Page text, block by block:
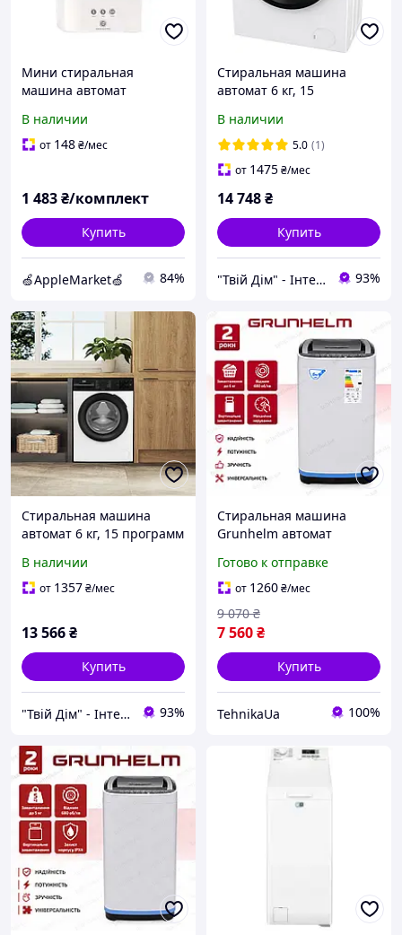
Мини стиральная
машина автомат
машина с вертикальной
загрузкой Folding
В наличии
от 148₴/мес
1 483₴/комплект
Купить
🍏AppleMarket🍏 84%
Стиральная машина
автомат 6 кг, 15
W3NGPI61SBS, 1000об,
дисплей, инвертор,
стирка с паром,
фронтальная
В наличии
5.0 (1)
от 1475₴/мес
14 748₴
Купить
"Твій Дім" - Інтернет-гіпермаркет 93%
Стиральная машина
автомат 6 кг, 15 программ
BM1WFSU36233WPBB,
1200об, дисплей,
фронтальная, узкая,
В наличии
от 1357₴/мес
13 566₴
Купить
"Твій Дім" - Інтернет-гіпермаркет 93%
Стиральная машина
Grunhelm автомат
кг серая компактная для
дома
Готово к отправке
от 1260₴/мес
7 560₴
9 070 ₴
Купить
TehnikaUa 100%